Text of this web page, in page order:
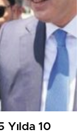
Yılda 10